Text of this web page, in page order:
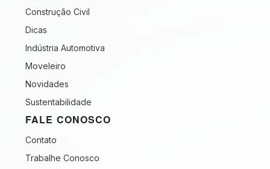
Construção Civil
Dicas
Indústria Automotiva
Moveleiro
Novidades
Sustentabilidade
FALE CONOSCO
Contato
Trabalhe Conosco